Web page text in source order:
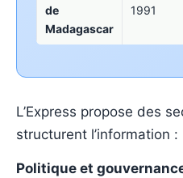
de
Madagascar
1991
L’Express propose des
structurent l’information :
Politique et